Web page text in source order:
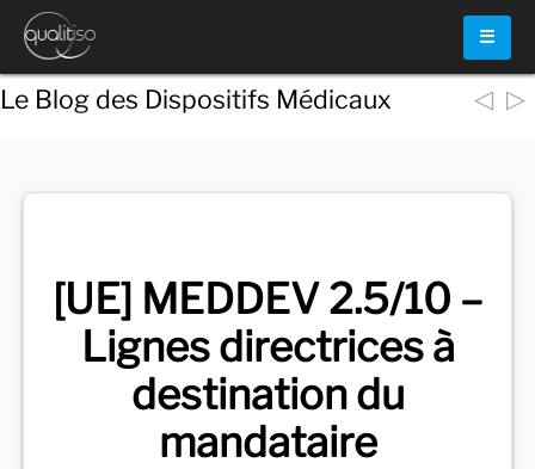
☰
Le Blog des Dispositifs Médicaux ◁ ▷
[UE] MEDDEV 2.5/10 –
Lignes directrices à
destination du
mandataire